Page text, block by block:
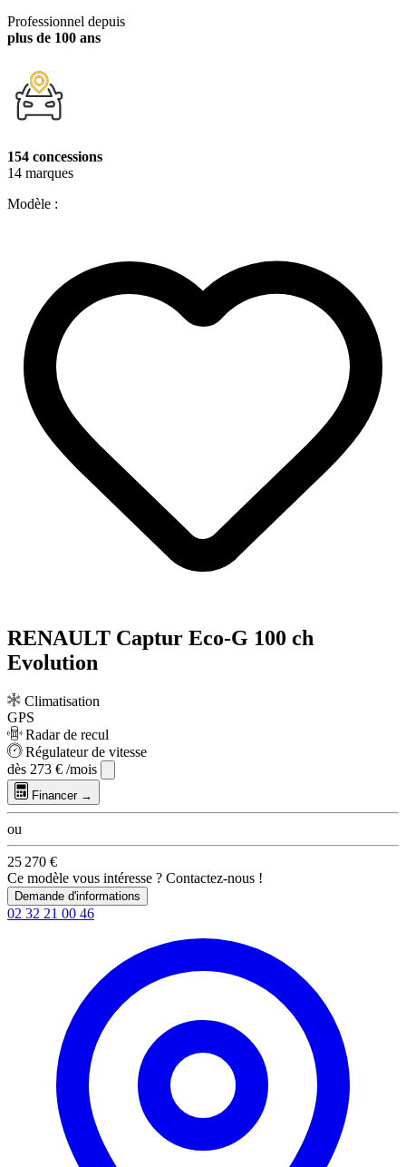
Professionnel depuis
plus de 100 ans
154 concessions
14 marques
Modèle :
RENAULT Captur Eco-G 100 ch
Evolution
Climatisation
GPS
Radar de recul
Régulateur de vitesse
dès 273 € /mois
Financer →
ou
25 270 €
Ce modèle vous intéresse ? Contactez-nous !
Demande d'informations
02 32 21 00 46